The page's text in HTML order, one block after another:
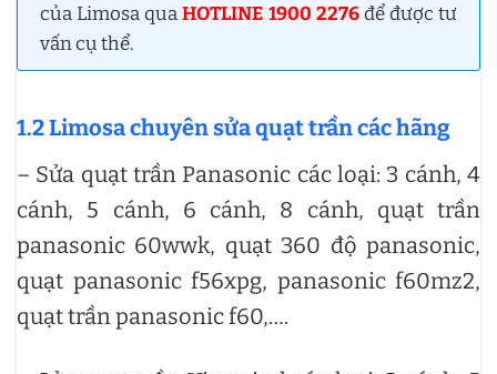
của Limosa quaHOTLINE 1900 2276để được tư
vấn cụ thể.
1.2 Limosa chuyên sửa quạt trần các hãng
– Sửa quạt trần Panasonic các loại: 3 cánh, 4
cánh, 5 cánh, 6 cánh, 8 cánh, quạt trần
panasonic 60wwk, quạt 360 độ panasonic,
quạt panasonic f56xpg, panasonic f60mz2,
quạt trần panasonic f60,….